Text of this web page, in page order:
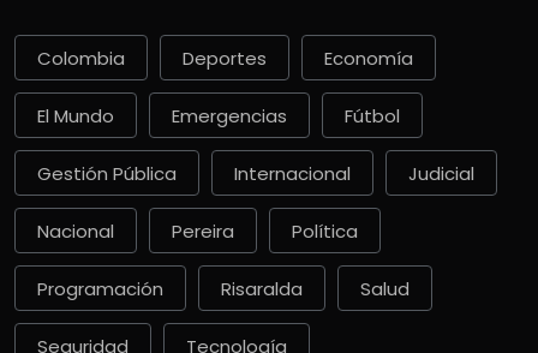
Colombia Deportes Economía
El Mundo Emergencias Fútbol
Gestión Pública Internacional Judicial
Nacional Pereira Política
Programación Risaralda Salud
Seguridad Tecnología